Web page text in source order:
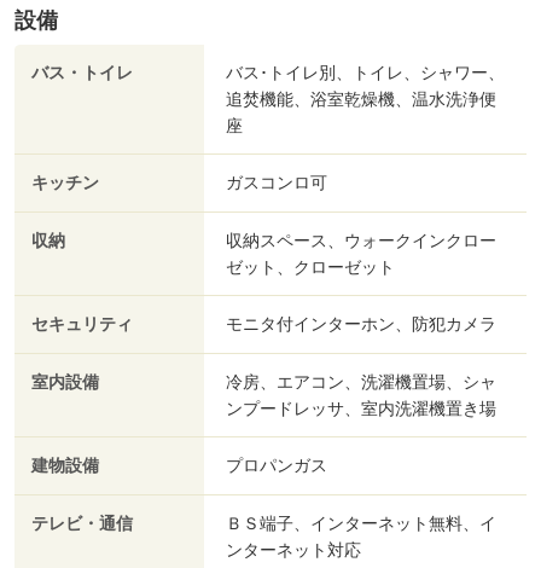
設備
バス・トイレ
バス･トイレ別、トイレ、シャワー、
追焚機能、浴室乾燥機、温水洗浄便
座
キッチン ガスコンロ可
収納
収納スペース、ウォークインクロー
ゼット、クローゼット
セキュリティ モニタ付インターホン、防犯カメラ
室内設備
冷房、エアコン、洗濯機置場、シャ
ンプードレッサ、室内洗濯機置き場
建物設備 プロパンガス
テレビ・通信
ＢＳ端子、インターネット無料、イ
ンターネット対応